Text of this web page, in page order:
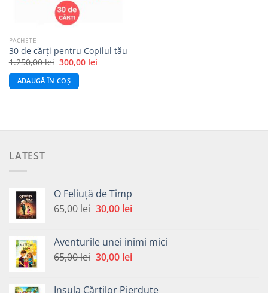
PACHETE
30 de cărți pentru Copilul tău
1.250,00lei Prețul
inițial
a
fost:
1.250,00 lei.
300,00 leiPrețul
curent
ADAUGĂ ÎN COȘ
LATEST
O Feliuță de Timp
65,00lei Prețul
fost:
65,00 lei.
30,00 leiPrețul
30,00 lei.
Aventurile unei inimi mici
65,00lei Prețul
30,00 leiPrețul
Insula Cărților Pierdute